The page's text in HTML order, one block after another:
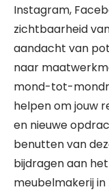
Instagram,
zichtbaarheid
aandacht van
naar
mond-tot-
helpen om jouw
en nieuwe
benutten van
bijdragen aan
meubelmakerij in